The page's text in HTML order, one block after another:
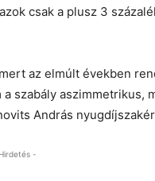
csak a plusz 3
az elmúlt években
szabály aszimmetrikus,
András
-